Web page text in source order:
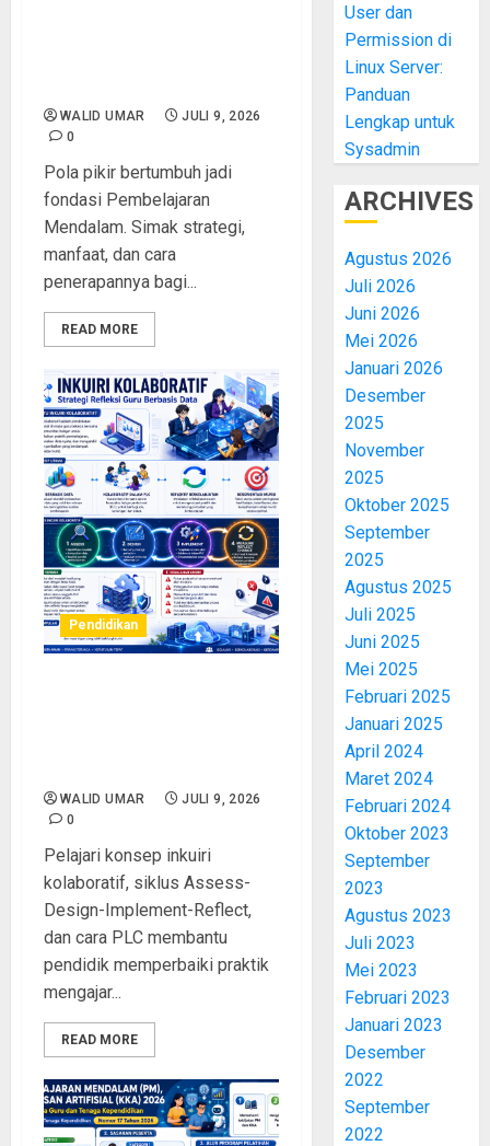
WALID UMAR
JULI 9, 2026
0
Pola pikir bertumbuh jadi
fondasi Pembelajaran
Mendalam. Simak strategi,
manfaat, dan cara
penerapannya bagi...
READ MORE
Pendidikan
WALID UMAR
JULI 9, 2026
0
Pelajari konsep inkuiri
kolaboratif, siklus Assess-
Design-Implement-Reflect,
dan cara PLC membantu
pendidik memperbaiki praktik
mengajar...
READ MORE
User dan
Permission di
Linux Server:
Panduan
Lengkap untuk
Sysadmin
ARCHIVES
Agustus 2026
Juli 2026
Juni 2026
Mei 2026
Januari 2026
Desember
2025
November
2025
Oktober 2025
September
2025
Agustus 2025
Juli 2025
Juni 2025
Mei 2025
Februari 2025
Januari 2025
April 2024
Maret 2024
Februari 2024
Oktober 2023
September
2023
Agustus 2023
Juli 2023
Mei 2023
Februari 2023
Januari 2023
Desember
2022
September
2022